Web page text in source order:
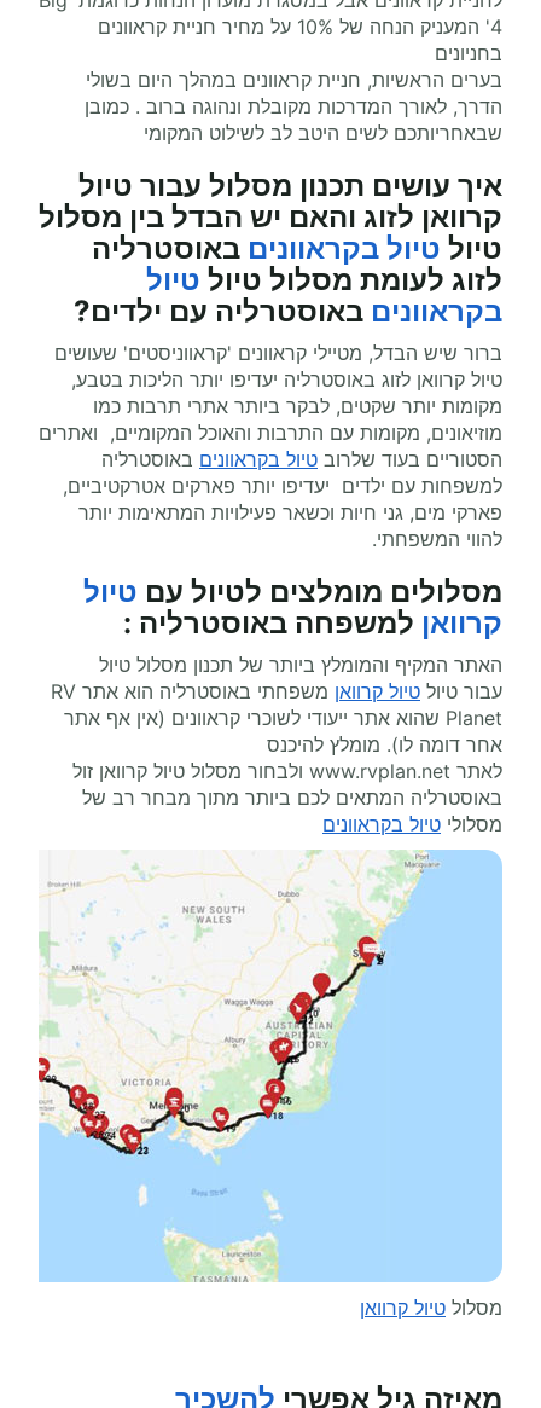
4' המעניק הנחה של 10% על מחיר חניית קראוונים
בחניונים
בערים הראשיות, חניית קראוונים במהלך היום בשולי
הדרך, לאורך המדרכות מקובלת ונהוגה ברוב . כמובן
שבאחריותכם לשים היטב לב לשילוט המקומי
איך עושים תכנון מסלול עבור טיול
קרוואן לזוג והאם יש הבדל בין מסלול
טיול טיול בקראוונים באוסטרליה
לזוג לעומת מסלול טיול טיול
בקראוונים באוסטרליה עם ילדים?
ברור שיש הבדל, מטיילי קראוונים 'קראווניסטים' שעושים
טיול קרוואן לזוג באוסטרליה יעדיפו יותר הליכות בטבע,
מקומות יותר שקטים, לבקר ביותר אתרי תרבות כמו
מוזיאונים, מקומות עם התרבות והאוכל המקומיים, ואתרים
הסטוריים בעוד שלרוב טיול בקראוונים באוסטרליה
למשפחות עם ילדים יעדיפו יותר פארקים אטרקטיביים,
פארקי מים, גני חיות וכשאר פעילויות המתאימות יותר
להווי המשפחתי.
מסלולים מומלצים לטיול עם טיול
קרוואן למשפחה באוסטרליה :
האתר המקיף והמומלץ ביותר של תכנון מסלול טיול
עבור טיול טיול קרוואן משפחתי באוסטרליה הוא אתר RV
Planet שהוא אתר ייעודי לשוכרי קראוונים (אין אף אתר
אחר דומה לו). מומלץ להיכנס
לאתר www.rvplan.net ולבחור מסלול טיול קרוואן זול
באוסטרליה המתאים לכם ביותר מתוך מבחר רב של
מסלולי טיול בקראוונים
מסלול טיול קרוואן
מאיזה גיל אפשרי להשכיר